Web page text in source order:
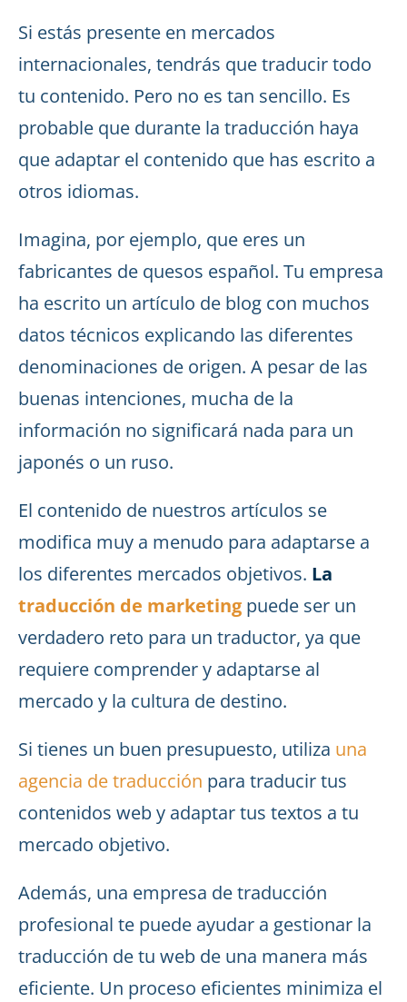
Si estás presente en mercados
internacionales, tendrás que traducir todo
tu contenido. Pero no es tan sencillo. Es
probable que durante la traducción haya
que adaptar el contenido que has escrito a
otros idiomas.
Imagina, por ejemplo, que eres un
fabricantes de quesos español. Tu empresa
ha escrito un artículo de blog con muchos
datos técnicos explicando las diferentes
denominaciones de origen. A pesar de las
buenas intenciones, mucha de la
información no significará nada para un
japonés o un ruso.
El contenido de nuestros artículos se
modifica muy a menudo para adaptarse a
los diferentes mercados objetivos. La
traducción de marketing puede ser un
verdadero reto para un traductor, ya que
requiere comprender y adaptarse al
mercado y la cultura de destino.
Si tienes un buen presupuesto, utiliza una
agencia de traducción para traducir tus
contenidos web y adaptar tus textos a tu
mercado objetivo.
Además, una empresa de traducción
profesional te puede ayudar a gestionar la
traducción de tu web de una manera más
eficiente. Un proceso eficientes minimiza el